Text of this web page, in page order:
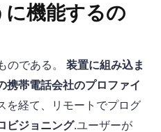
機能するの
のである。 装置に組み込ま
携帯電話会社のプロファイ
を経て、リモートでプログ
ビジョニング.ユーザーが